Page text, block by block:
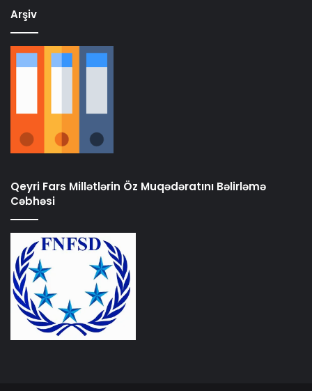
Arşiv
Qeyri Fars Millətlərin Öz Muqədəratını Bəlirləmə
Cəbhəsi